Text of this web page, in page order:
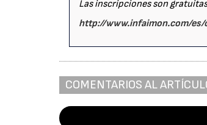
Las inscripciones son
http://www.infaimon.com/
COMENTARIOS AL